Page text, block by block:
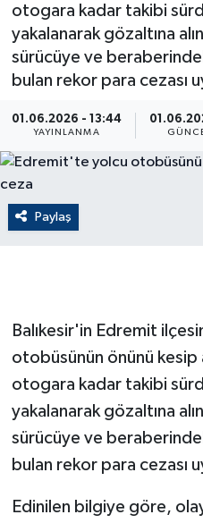
otogara kadar takibi
yakalanarak gözaltına
sürücüye ve
bulan rekor para cezası
01.06.2026 - 13:44
YAYINLANMA
Paylaş
Balıkesir'in Edremit
otobüsünün önünü kesip
otogara kadar takibi
yakalanarak gözaltına
sürücüye ve
bulan rekor para cezası
Edinilen bilgiye göre,
Canlı Maç
ÇEVRE
Dış Haberler
Dünya
EĞİTİM
Finans
Flaş Haber
Gayrimenkul